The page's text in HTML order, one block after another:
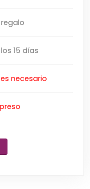
15 días
necesario